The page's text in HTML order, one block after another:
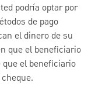
podría optar por
de pago
el dinero de su
que el beneficiario
el beneficiario